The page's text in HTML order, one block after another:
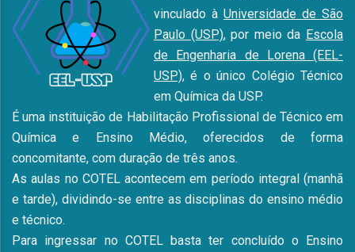
vinculado à Universidade de São
Paulo (USP), por meio da Escola
de Engenharia de Lorena (EEL-
USP), é o único Colégio Técnico
em Química da USP.
É uma instituição de Habilitação Profissional de Técnico em
Química e Ensino Médio, oferecidos de forma
concomitante, com duração de três anos.
As aulas no COTEL acontecem em período integral (manhã
e tarde), dividindo-se entre as disciplinas do ensino médio
e técnico.
Para ingressar no COTEL basta ter concluído o Ensino